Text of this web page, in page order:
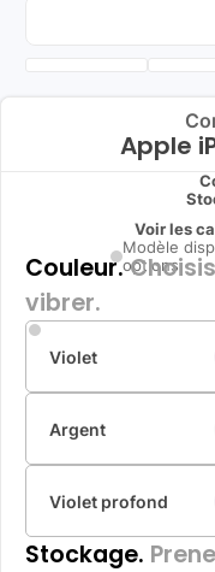
Apple
Voir les
Modèle
options
Couleur.
vibrer.
Violet
Argent
Violet profond
Stockage.